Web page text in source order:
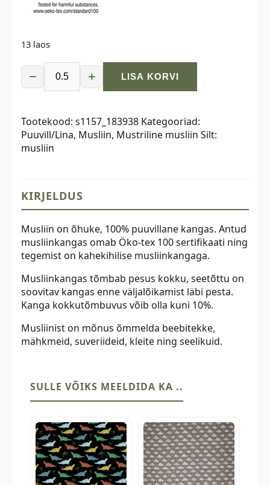
13 laos
−
sinine
kogus
+ LISA KORVI
Tootekood: s1157_183938 Kategooriad:
Puuvill/Lina, Musliin, Mustriline musliin Silt:
musliin
KIRJELDUS
Musliin on õhuke, 100% puuvillane kangas. Antud
musliinkangas omab Öko-tex 100 sertifikaati ning
tegemist on kahekihilise musliinkangaga.
Musliinkangas tõmbab pesus kokku, seetõttu on
soovitav kangas enne väljalõikamist läbi pesta.
Kanga kokkutõmbuvus võib olla kuni 10%.
Musliinist on mõnus õmmelda beebitekke,
mähkmeid, suveriideid, kleite ning seelikuid.
SULLE VÕIKS MEELDIDA KA ..